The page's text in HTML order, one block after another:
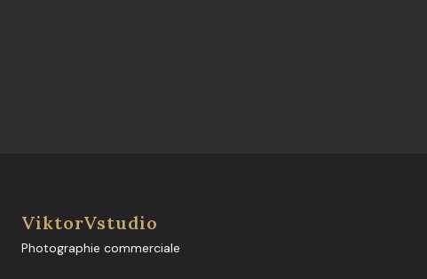
ViktorVstudio
Photographie commerciale